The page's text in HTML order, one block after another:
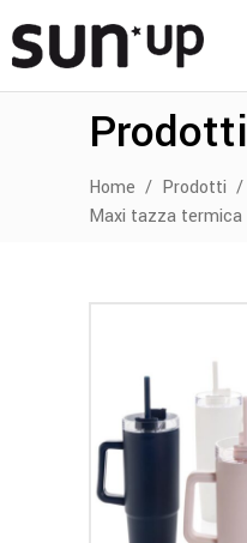
Prodotti
Home / Prodotti /
Maxi tazza termica